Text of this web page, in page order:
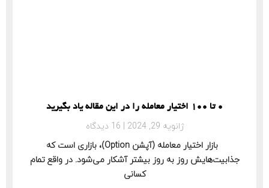
0 تا 100 اختیار معامله را در این مقاله یاد بگیرید
ژانویه 29, 2024
16 دیدگاه
بازار اختیار معامله (آپشن Option)، بازاری است که
جذابیت‌هایش روز به روز بیشتر آشکار می‌شود. در واقع تمام
کسانی